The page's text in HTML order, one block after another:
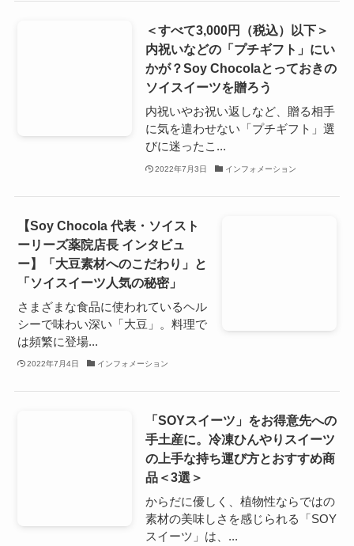
＜すべて3,000円（税込）以下＞
内祝いなどの「プチギフト」にい
かが？Soy Chocolaとっておきの
ソイスイーツを贈ろう
内祝いやお祝い返しなど、贈る相手
に気を遣わせない「プチギフト」選
びに迷ったこ...
2022年7月3日 インフォメーション
【Soy Chocola 代表・ソイスト
ーリーズ薬院店長 インタビュ
ー】「大豆素材へのこだわり」と
「ソイスイーツ人気の秘密」
さまざまな食品に使われているヘル
シーで味わい深い「大豆」。料理で
は頻繁に登場...
2022年7月4日 インフォメーション
「SOYスイーツ」をお得意先への
手土産に。冷凍ひんやりスイーツ
の上手な持ち運び方とおすすめ商
品＜3選＞
からだに優しく、植物性ならではの
素材の美味しさを感じられる「SOY
スイーツ」は、...